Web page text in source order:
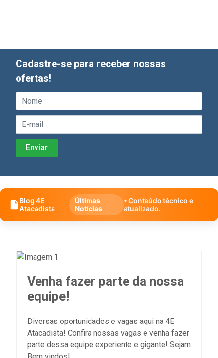
Cadastre-se para receber nossas
ofertas!
Blog 4E
Atacadista
Últimas
Notícias
• Conteúdo técnico e
atualizado.
Venha fazer parte da nossa
equipe!
Diversas oportunidades e vagas aqui na 4E
Atacadista! Confira nossas vagas e venha fazer
parte dessa equipe experiente e gigante! Sejam